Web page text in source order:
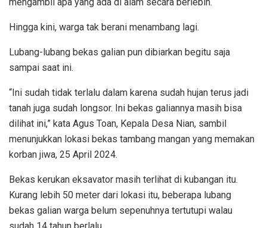
mengambil apa yang ada di alam secara berlebih.
Hingga kini, warga tak berani menambang lagi.
Lubang-lubang bekas galian pun dibiarkan begitu saja
sampai saat ini.
“Ini sudah tidak terlalu dalam karena sudah hujan terus jadi
tanah juga sudah longsor. Ini bekas galiannya masih bisa
dilihat ini,” kata Agus Toan, Kepala Desa Nian, sambil
menunjukkan lokasi bekas tambang mangan yang memakan
korban jiwa, 25 April 2024.
Bekas kerukan eksavator masih terlihat di kubangan itu.
Kurang lebih 50 meter dari lokasi itu, beberapa lubang
bekas galian warga belum sepenuhnya tertutupi walau